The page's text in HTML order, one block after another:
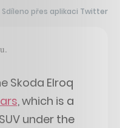
Sdíleno přes aplikaci Twitter
Skoda Elroq
, which is a
under the